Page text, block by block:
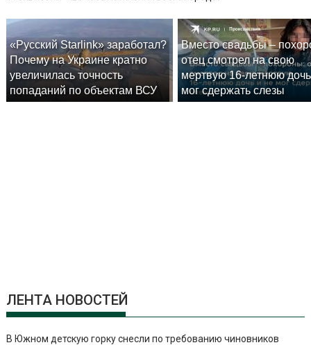
«Русский Starlink» заработал?
Почему на Украине кратно
увеличилась точность
попаданий по объектам ВСУ
Вместо свадьбы –
отец смотрел на свою
мертвую 16-летнюю
мог сдержать слезы
ЛЕНТА НОВОСТЕЙ
В Южном детскую горку снесли по требованию чиновников